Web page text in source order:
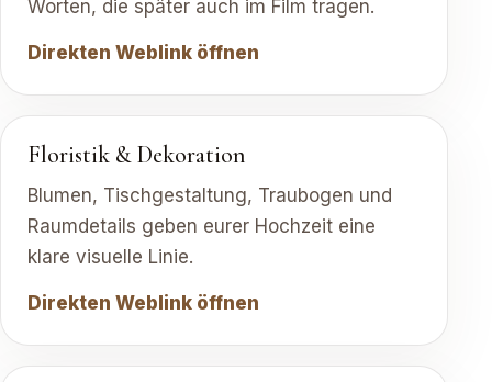
Worten, die später auch im Film tragen.
Direkten Weblink öffnen
Floristik & Dekoration
Blumen, Tischgestaltung, Traubogen und
Raumdetails geben eurer Hochzeit eine
klare visuelle Linie.
Direkten Weblink öffnen